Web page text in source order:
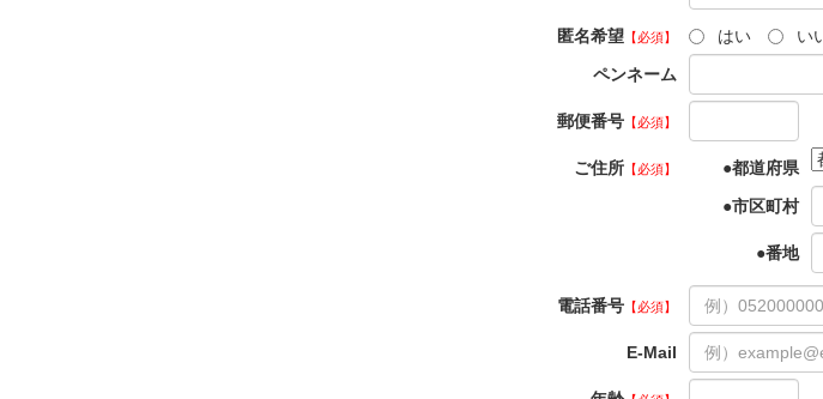
匿名希望 【必須】 はい
い
ペンネーム
郵便番号 【必須】
ご住所 【必須】
都道府県
市区町村
番地
電話番号 【必須】
E-Mail